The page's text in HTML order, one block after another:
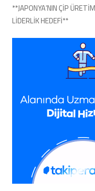
**JAPONYA’NIN ÇİP
LİDERLİK HEDEFİ**